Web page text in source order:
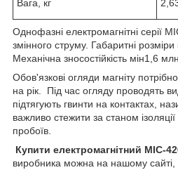
Вага, кг
Однофазні електромагнітні серії
змінного струму. Габаритні
Механічна зносостійкість мін1,6
Обов'язкові огляди магніту
на рік. Під час огляду проводять
підтягують гвинти на контактах,
важливо стежити за станом
пробоїв.
Купити електромагнітний МІС-
виробника можна на нашому